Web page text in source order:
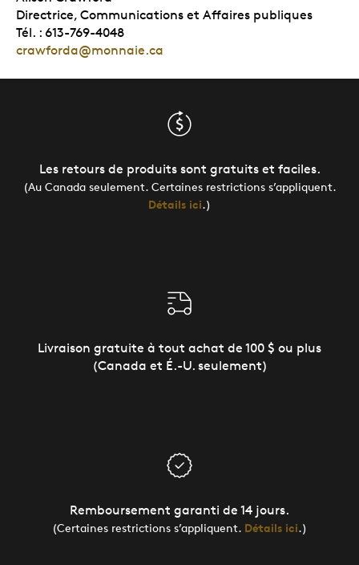
Directrice, Communications et Affaires publiques
Tél. : 613-769-4048
crawforda@monnaie.ca
Les retours de produits sont gratuits et faciles.
(Au Canada seulement. Certaines restrictions s’appliquent.
Détails ici.)
Livraison gratuite à tout achat de 100 $ ou plus
(Canada et É.-U. seulement)
Remboursement garanti de 14 jours.
(Certaines restrictions s’appliquent. Détails ici.)